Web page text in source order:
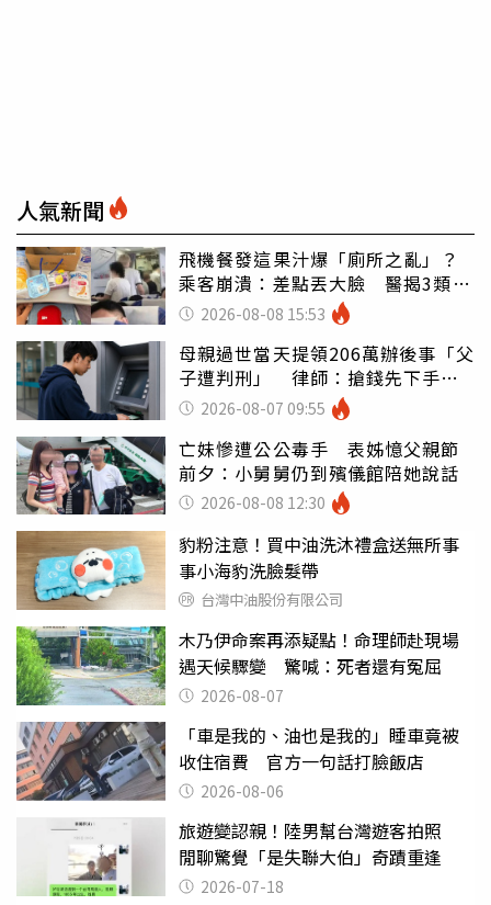
人氣新聞
飛機餐發這果汁爆「廁所之亂」？
乘客崩潰：差點丟大臉 醫揭3類人
別亂喝
2026-08-08 15:53
母親過世當天提領206萬辦後事「父
子遭判刑」 律師：搶錢先下手是
罪 2026-08-07 09:55
亡妹慘遭公公毒手 表姊憶父親節
前夕：小舅舅仍到殯儀館陪她說話
2026-08-08 12:30
豹粉注意！買中油洗沐禮盒送無所事
事小海豹洗臉髮帶
台灣中油股份有限公司
木乃伊命案再添疑點！命理師赴現場
遇天候驟變 驚喊：死者還有冤屈
2026-08-07
「車是我的、油也是我的」睡車竟被
收住宿費 官方一句話打臉飯店
2026-08-06
旅遊變認親！陸男幫台灣遊客拍照
閒聊驚覺「是失聯大伯」奇蹟重逢
2026-07-18